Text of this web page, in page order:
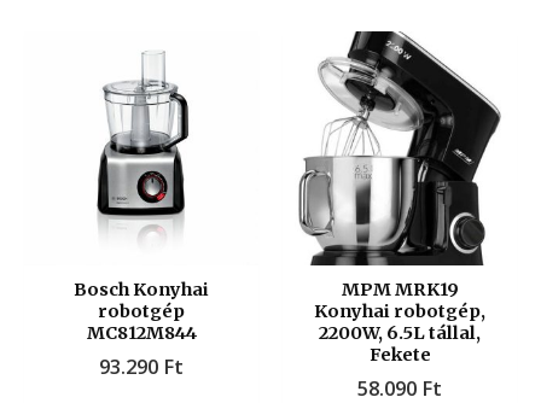
Bosch Konyhai
robotgép
MC812M844
93.290 Ft
MPM MRK19
Konyhai robotgép,
2200W, 6.5L tállal,
Fekete
58.090 Ft